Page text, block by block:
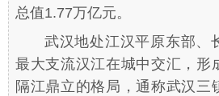
总值1.77万亿元。
武汉地处江汉平原东部、
最大支流汉江在城中交汇，形
隔江鼎立的格局，通称武汉三